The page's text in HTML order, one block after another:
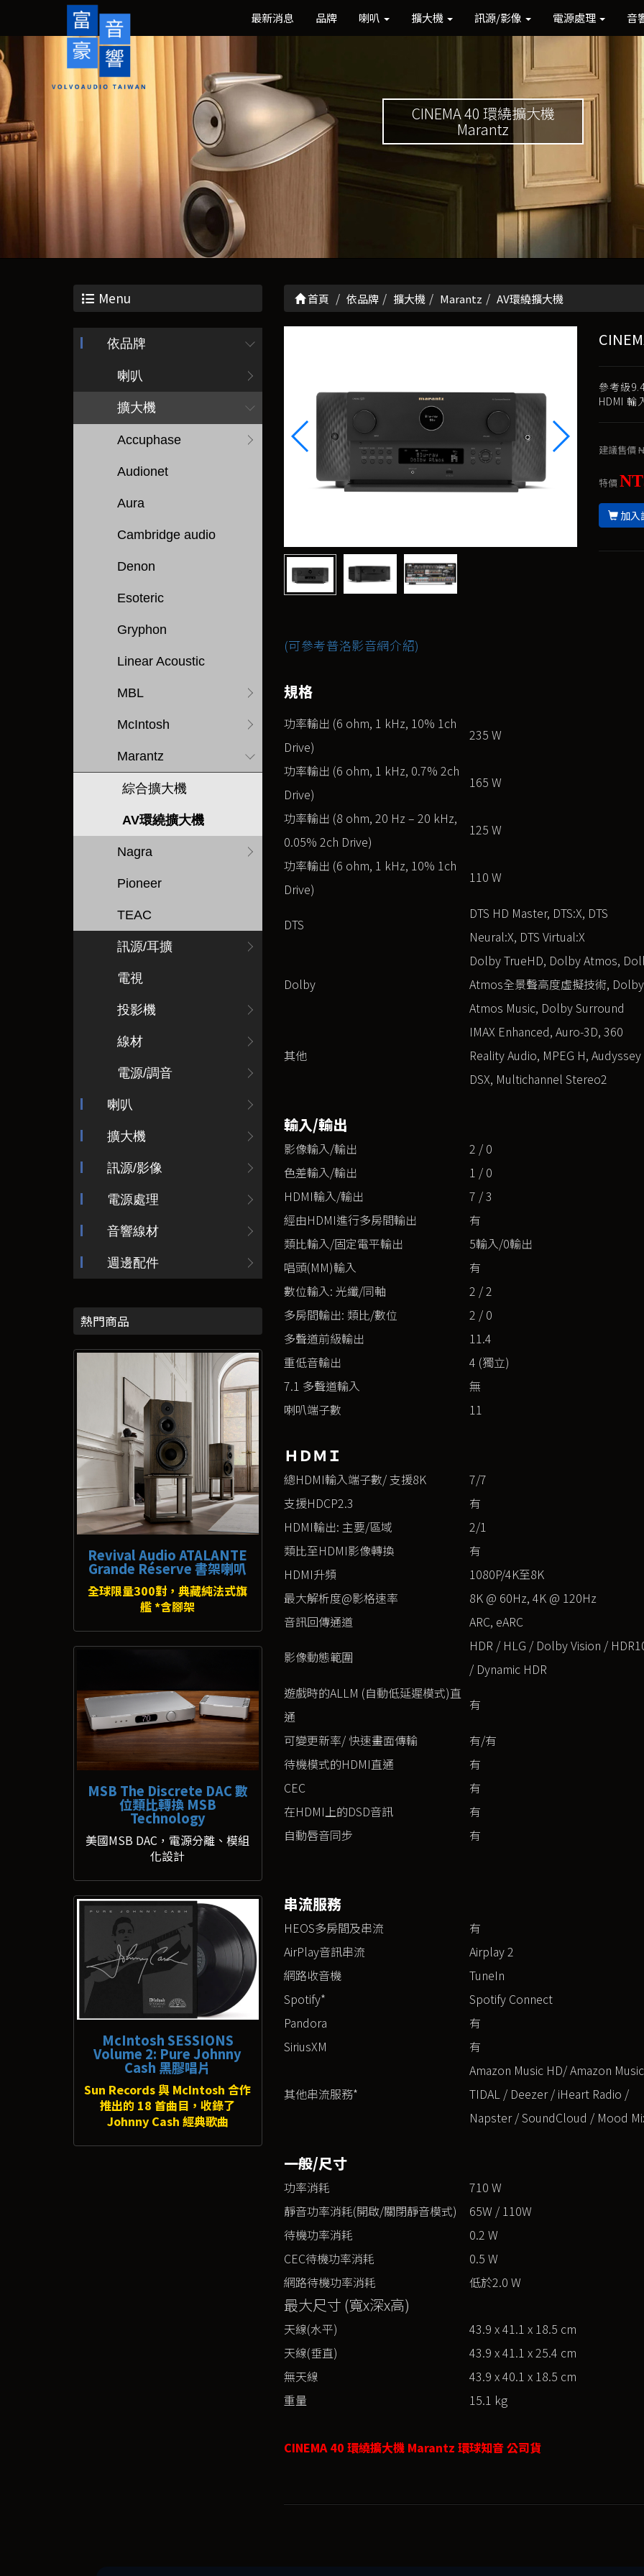
最新消息 品牌 喇叭 擴大機 訊源/影像 電源處理 音
CINEMA 40 環繞擴大機
Marantz
Menu
依品牌
喇叭
擴大機
Accuphase
Audionet
Aura
Cambridge audio
Denon
Esoteric
Gryphon
Linear Acoustic
MBL
McIntosh
Marantz
綜合擴大機
AV環繞擴大機
Nagra
Pioneer
TEAC
訊源/耳擴
電視
投影機
線材
電源/調音
喇叭
擴大機
訊源/影像
電源處理
音響線材
週邊配件
熱門商品
Revival Audio ATALANTE
Grande Réserve 書架喇叭
全球限量300對，典藏純法式旗
艦 *含腳架
MSB The Discrete DAC 數
位類比轉換 MSB
Technology
美國MSB DAC，電源分離、模組
化設計
McIntosh SESSIONS
Volume 2: Pure Johnny
Cash 黑膠唱片
Sun Records 與 McIntosh 合作
推出的 18 首曲目，收錄了
Johnny Cash 經典歌曲
首頁 依品牌 擴大機 Marantz AV環繞擴大機
參考級
HDMI 輸
建議售價
特價
加入
(可參考普洛影音網介紹)
規格
功率輸出 (6 ohm, 1 kHz, 10% 1ch
Drive)
235 W
功率輸出 (6 ohm, 1 kHz, 0.7% 2ch
Drive)
165 W
功率輸出 (8 ohm, 20 Hz – 20 kHz,
0.05% 2ch Drive)
125 W
功率輸出 (6 ohm, 1 kHz, 10% 1ch
Drive)
110 W
DTS
DTS HD Master, DTS:X, DTS
Neural:X, DTS Virtual:X
Dolby
Dolby TrueHD, Dolby Atmos,
Atmos全景聲高度虛擬技術, Dolby
Atmos Music, Dolby Surround
其他
IMAX Enhanced, Auro-3D, 360
Reality Audio, MPEG H, Audyssey
DSX, Multichannel Stereo2
輸入/輸出
影像輸入/輸出
2 / 0
色差輸入/輸出
1 / 0
HDMI輸入/輸出
7 / 3
經由HDMI進行多房間輸出
有
類比輸入/固定電平輸出
5輸入/0輸出
唱頭(MM)輸入
有
數位輸入: 光纖/同軸
2 / 2
多房間輸出: 類比/數位
2 / 0
多聲道前級輸出
11.4
重低音輸出
4 (獨立)
7.1 多聲道輸入
無
喇叭端子數
11
ＨＤＭＩ
總HDMI輸入端子數/ 支援8K
7/7
支援HDCP2.3
有
HDMI輸出: 主要/區域
2/1
類比至HDMI影像轉換
有
HDMI升頻
1080P/4K至8K
最大解析度@影格速率
8K @ 60Hz, 4K @ 120Hz
音訊回傳通道
ARC, eARC
影像動態範圍
HDR / HLG / Dolby Vision /
/ Dynamic HDR
遊戲時的ALLM (自動低延遲模式)直
通
有
可變更新率/ 快速畫面傳輸
有/有
待機模式的HDMI直通
有
CEC
有
在HDMI上的DSD音訊
有
自動唇音同步
有
串流服務
HEOS多房間及串流
有
AirPlay音訊串流
Airplay 2
網路收音機
TuneIn
Spotify*
Spotify Connect
Pandora
有
SiriusXM
有
其他串流服務*
Amazon Music HD/ Amazon
TIDAL / Deezer / iHeart Radio /
Napster / SoundCloud / Mood
一般/尺寸
功率消耗
710 W
靜音功率消耗(開啟/關閉靜音模式)
65W / 110W
待機功率消耗
0.2 W
CEC待機功率消耗
0.5 W
網路待機功率消耗
低於2.0 W
最大尺寸 (寬x深x高)
天線(水平)
43.9 x 41.1 x 18.5 cm
天線(垂直)
43.9 x 41.1 x 25.4 cm
無天線
43.9 x 40.1 x 18.5 cm
重量
15.1 kg
CINEMA 40 環繞擴大機 Marantz 環球知音 公司貨